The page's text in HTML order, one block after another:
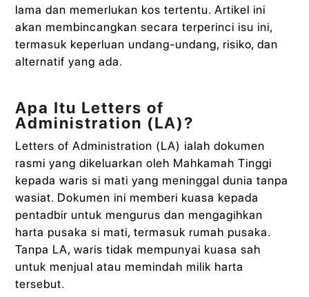
lama dan memerlukan kos tertentu. Artikel ini
akan membincangkan secara terperinci isu ini,
termasuk keperluan undang-undang, risiko, dan
alternatif yang ada.
Apa Itu Letters of
Administration (LA)?
Letters of Administration (LA) ialah dokumen
rasmi yang dikeluarkan oleh Mahkamah Tinggi
kepada waris si mati yang meninggal dunia tanpa
wasiat. Dokumen ini memberi kuasa kepada
pentadbir untuk mengurus dan mengagihkan
harta pusaka si mati, termasuk rumah pusaka.
Tanpa LA, waris tidak mempunyai kuasa sah
untuk menjual atau memindah milik harta
tersebut.